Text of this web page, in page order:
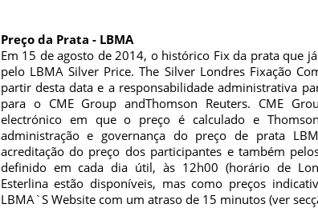
Preço da Prata - LBMA
Em 15 de agosto de 2014, o histórico Fix da prata que
pelo LBMA Silver Price. The Silver Londres Fixação
partir desta data e a responsabilidade administrativa
para o CME Group andThomson Reuters. CME
electrónico em que o preço é calculado e
administração e governança do preço de prata
acreditação do preço dos participantes e também
definido em cada dia útil, às 12h00 (horário de
Esterlina estão disponíveis, mas como preços
LBMA`S Website com um atraso de 15 minutos (ver